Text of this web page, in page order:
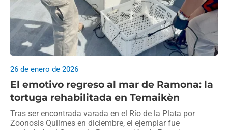
El emotivo regreso al mar de Ramona: la
tortuga rehabilitada en Temaikèn
26 de enero de 2026
Tras ser encontrada varada en el Río de la Plata por
Zoonosis Quilmes en diciembre, el ejemplar fue